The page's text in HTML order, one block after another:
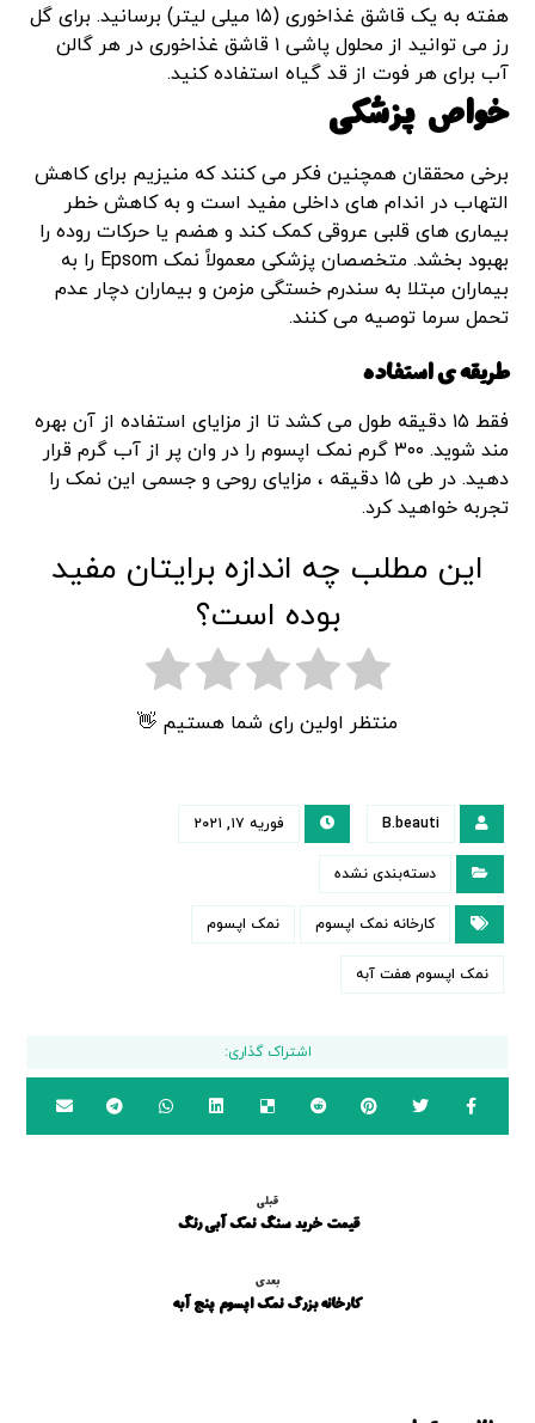
هفته به یک قاشق غذاخوری (۱۵ میلی لیتر) برسانید. برای گل
رز می توانید از محلول پاشی ۱ قاشق غذاخوری در هر گالن
آب برای هر فوت از قد گیاه استفاده کنید.
خواص پزشکی
برخی محققان همچنین فکر می کنند که منیزیم برای کاهش
التهاب در اندام های داخلی مفید است و به کاهش خطر
بیماری های قلبی عروقی کمک کند و هضم یا حرکات روده را
بهبود بخشد. متخصصان پزشکی معمولاً نمک Epsom را به
بیماران مبتلا به سندرم خستگی مزمن و بیماران دچار عدم
تحمل سرما توصیه می کنند.
طریقه ی استفاده
فقط ۱۵ دقیقه طول می کشد تا از مزایای استفاده از آن بهره
مند شوید. ۳۰۰ گرم نمک اپسوم را در وان پر از آب گرم قرار
دهید. در طی ۱۵ دقیقه ، مزایای روحی و جسمی این نمک را
تجربه خواهید کرد.
این مطلب چه اندازه برایتان مفید
بوده است؟
منتظر اولین رای شما هستیم 👋
B.beauti فوریه ۱۷, ۲۰۲۱
دسته‌بندی نشده
کارخانه نمک اپسوم نمک اپسوم
نمک اپسوم هفت آبه
قبلی
قیمت خرید سنگ نمک آبی رنگ
بعدی
کارخانه بزرگ نمک اپسوم پنج آبه